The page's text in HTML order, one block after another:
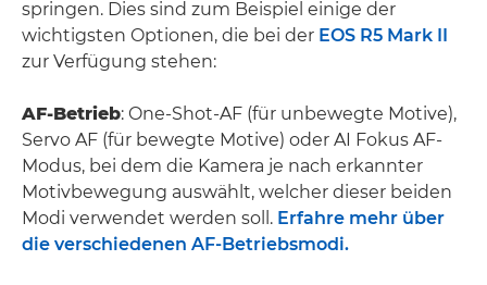
springen. Dies sind zum Beispiel einige der
wichtigsten Optionen, die bei der EOS R5 Mark II
zur Verfügung stehen:
AF-Betrieb: One-Shot-AF (für unbewegte Motive),
Servo AF (für bewegte Motive) oder AI Fokus AF-
Modus, bei dem die Kamera je nach erkannter
Motivbewegung auswählt, welcher dieser beiden
Modi verwendet werden soll. Erfahre mehr über
die verschiedenen AF-Betriebsmodi.